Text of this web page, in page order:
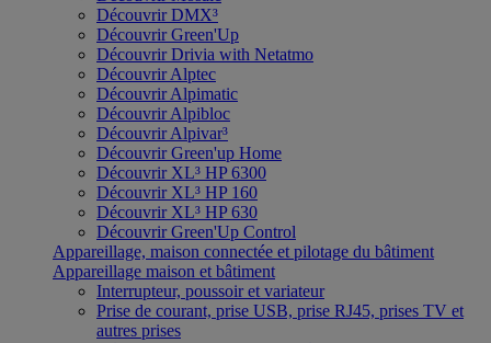
Découvrir DMX³
Découvrir Green'Up
Découvrir Drivia with Netatmo
Découvrir Alptec
Découvrir Alpimatic
Découvrir Alpibloc
Découvrir Alpivar³
Découvrir Green'up Home
Découvrir XL³ HP 6300
Découvrir XL³ HP 160
Découvrir XL³ HP 630
Découvrir Green'Up Control
Appareillage, maison connectée et pilotage du bâtiment
Appareillage maison et bâtiment
Interrupteur, poussoir et variateur
Prise de courant, prise USB, prise RJ45, prises TV et
autres prises